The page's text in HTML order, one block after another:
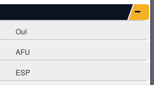
Oui
AFU
ESP